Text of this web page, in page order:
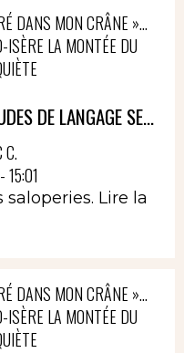
DANS MON CRÂNE »…
ISÈRE LA MONTÉE DU
DE LANGAGE SE...
C.
saloperies. Lire la
DANS MON CRÂNE »…
ISÈRE LA MONTÉE DU